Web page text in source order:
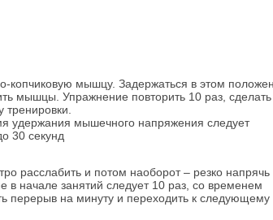
копчиковую мышцу. Задержаться в этом
мышцы. Упражнение повторить 10 раз, сделать
удержания мышечного напряжения следует
30 секунд
расслабить и потом наоборот – резко напрячь
в начале занятий следует 10 раз, со временем
перерыв на минуту и переходить к следующему